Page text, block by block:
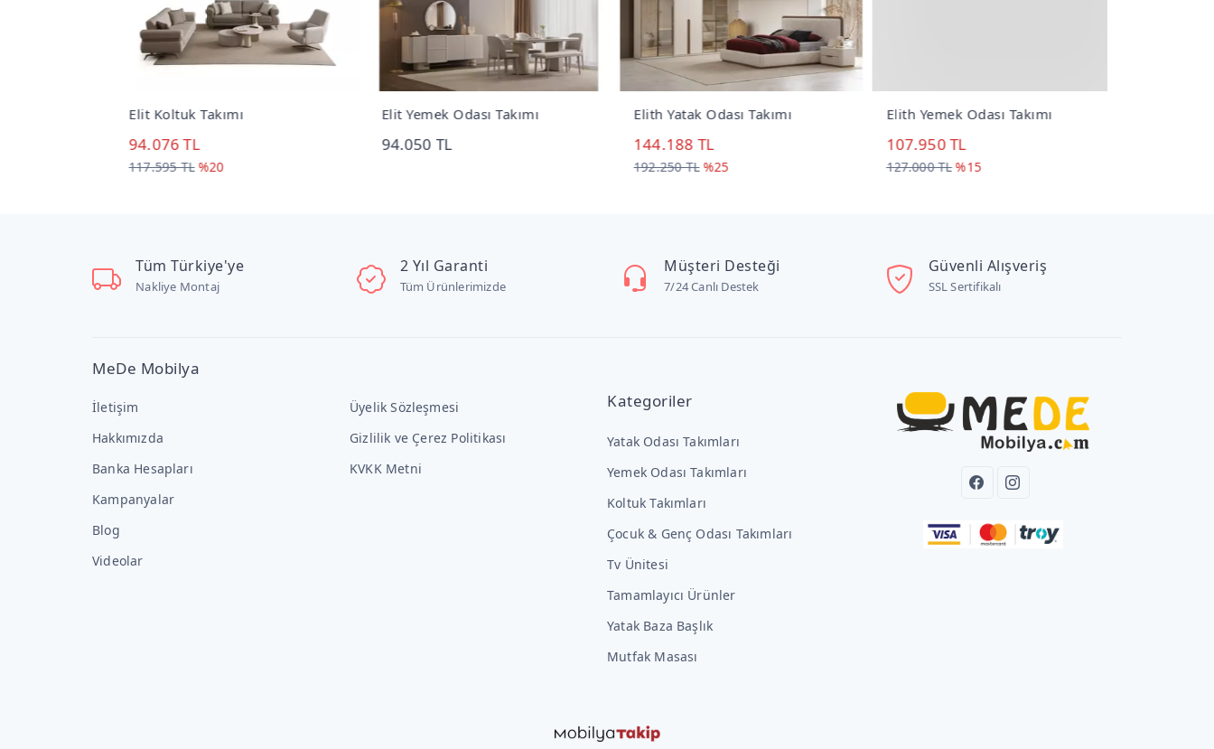
Elit Koltuk Takımı
94.076 TL
117.595 TL %20
Elit Yemek Odası Takımı
94.050 TL
Elith Yatak Odası Takımı
144.188 TL
192.250 TL %25
Elith Yemek Odası Takımı
107.950 TL
127.000 TL %15
Tüm Türkiye'ye
Nakliye Montaj
2 Yıl Garanti
Tüm Ürünlerimizde
Müşteri Desteği
7/24 Canlı Destek
Güvenli Alışveriş
SSL Sertifikalı
MeDe Mobilya
İletişim
Hakkımızda
Banka Hesapları
Kampanyalar
Blog
Videolar
Üyelik Sözleşmesi
Gizlilik ve Çerez Politikası
KVKK Metni
Kategoriler
Yatak Odası Takımları
Yemek Odası Takımları
Koltuk Takımları
Çocuk & Genç Odası Takımları
Tv Ünitesi
Tamamlayıcı Ürünler
Yatak Baza Başlık
Mutfak Masası